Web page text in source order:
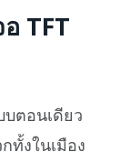
TFT
บตอนเดียว
ทั้งในเมือง